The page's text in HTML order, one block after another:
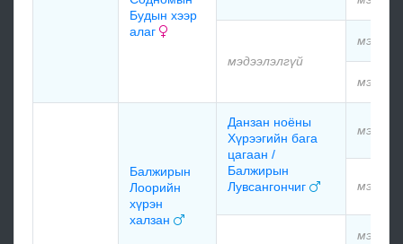
Будын хээр
алаг
мэдээлэлгүй
Балжирын
Лоорийн
хүрэн
халзан
Данзан ноёны
Хүрээгийн бага
цагаан /
Балжирын
Лувсангончиг